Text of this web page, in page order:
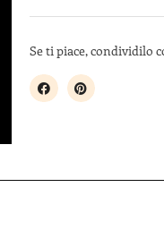
Se ti piace, condividilo